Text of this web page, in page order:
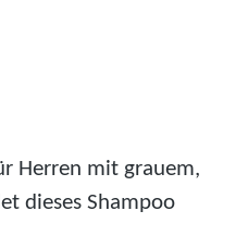
Herren mit grauem,
dieses Shampoo